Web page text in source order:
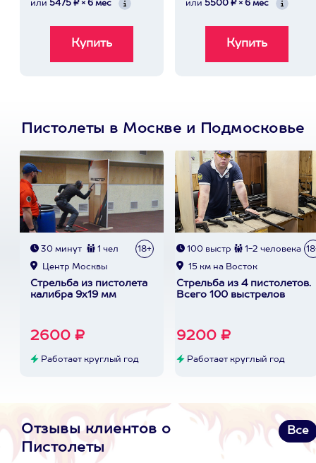
или 5475 ₽ × 6 мес или 5500 ₽ × 6 мес
Пистолеты в Москве и Подмосковье
30 минут 1 чел 18+
Центр Москвы
Стрельба из пистолета
калибра 9х19 мм
2600 ₽
Работает круглый год
100 выстр 1-2 человека
15 км на Восток
Стрельба из 4 пистолетов.
Всего 100 выстрелов
9200 ₽
Работает круглый год
Отзывы клиентов о
Пистолеты
Все